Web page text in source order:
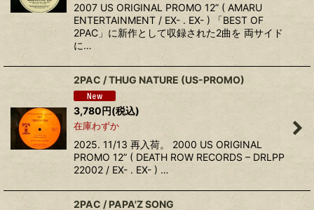
2007 US ORIGINAL PROMO 12” ( AMARU
ENTERTAINMENT / EX- . EX- ) 「BEST OF
2PAC」に新作として収録された2曲を 両サイド
に…
2PAC / THUG NATURE (US-PROMO)
3,780円(税込)
在庫わずか
2025. 11/13 再入荷。 2000 US ORIGINAL
PROMO 12” ( DEATH ROW RECORDS – DRLPP
22002 / EX- . EX- ) …
2PAC ‎/ PAPA'Z SONG